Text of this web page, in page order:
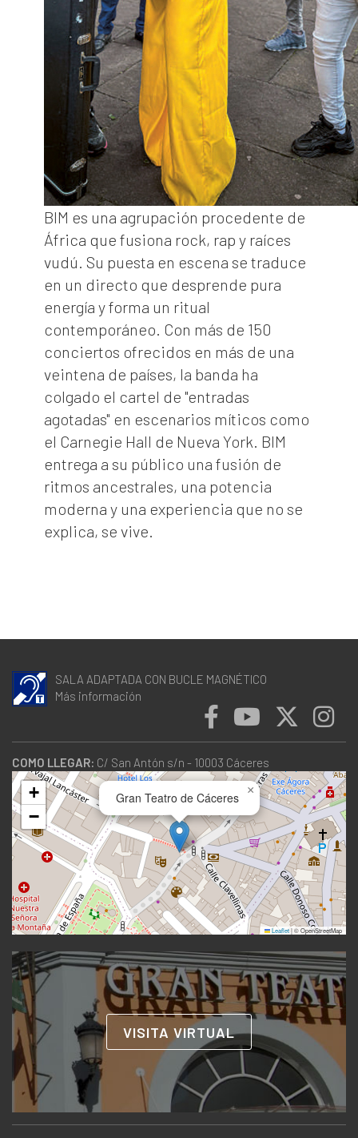
BIM es una agrupación procedente de
África que fusiona rock, rap y raíces
vudú. Su puesta en escena se traduce
en un directo que desprende pura
energía y forma un ritual
contemporáneo. Con más de 150
conciertos ofrecidos en más de una
veintena de países, la banda ha
colgado el cartel de "entradas
agotadas" en escenarios míticos como
el Carnegie Hall de Nueva York. BIM
entrega a su público una fusión de
ritmos ancestrales, una potencia
moderna y una experiencia que no se
explica, se vive.
SALA ADAPTADA CON BUCLE MAGNÉTICO
Más información
COMO LLEGAR: C/ San Antón s/n - 10003 Cáceres
Gran Teatro de Cáceres ×
+
−
Leaflet|© OpenStreetMap
VISITA VIRTUAL